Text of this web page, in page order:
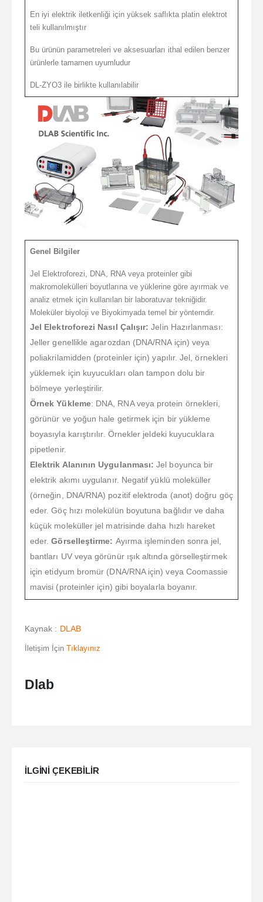
En iyi elektrik iletkenliği için yüksek saflıkta platin elektrot
teli kullanılmıştır
Bu ürünün parametreleri ve aksesuarları ithal edilen benzer
ürünlerle tamamen uyumludur
DL-ZYO3 ile birlikte kullanılabilir
Genel Bilgiler
Jel Elektroforezi, DNA, RNA veya proteinler gibi
makromolekülleri boyutlarına ve yüklerine göre ayırmak ve
analiz etmek için kullanılan bir laboratuvar tekniğidir.
Moleküler biyoloji ve Biyokimyada temel bir yöntemdir.
Jel Elektroforezi Nasıl Çalışır: Jelin Hazırlanması:
Jeller genellikle agarozdan (DNA/RNA için) veya
poliakrilamidden (proteinler için) yapılır. Jel, örnekleri
yüklemek için kuyucukları olan tampon dolu bir
bölmeye yerleştirilir.
Örnek Yükleme: DNA, RNA veya protein örnekleri,
görünür ve yoğun hale getirmek için bir yükleme
boyasıyla karıştırılır. Örnekler jeldeki kuyucuklara
pipetlenir.
Elektrik Alanının Uygulanması: Jel boyunca bir
elektrik akımı uygulanır. Negatif yüklü moleküller
(örneğin, DNA/RNA) pozitif elektroda (anot) doğru göç
eder. Göç hızı molekülün boyutuna bağlıdır ve daha
küçük moleküller jel matrisinde daha hızlı hareket
eder.Görselleştirme: Ayırma işleminden sonra jel,
bantları UV veya görünür ışık altında görselleştirmek
için etidyum bromür (DNA/RNA için) veya Coomassie
mavisi (proteinler için) gibi boyalarla boyanır.
Kaynak : DLAB
İletişim İçin Tıklayınız
Dlab
ILGINI ÇEKEBILIR